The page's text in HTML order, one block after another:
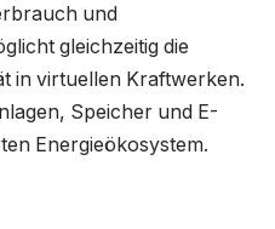
und
gleichzeitig die
in virtuellen Kraftwerken.
Speicher und E-
Energieökosystem.